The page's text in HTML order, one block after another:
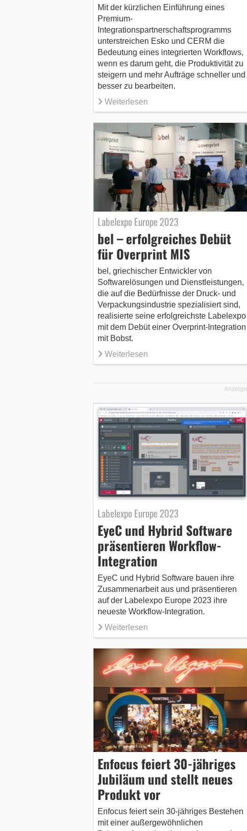
Mit der kürzlichen Einführung eines
Premium-
Integrationspartnerschaftsprogramms
unterstreichen Esko und CERM die
Bedeutung eines integrierten Workflows,
wenn es darum geht, die Produktivität zu
steigern und mehr Aufträge schneller und
besser zu bearbeiten.
Weiterlesen
Labelexpo Europe 2023
bel – erfolgreiches Debüt
für Overprint MIS
bel, griechischer Entwickler von
Softwarelösungen und Dienstleistungen,
die auf die Bedürfnisse der Druck- und
Verpackungsindustrie spezialisiert sind,
realisierte seine erfolgreichste Labelexpo
mit dem Debüt einer Overprint-Integration
mit Bobst.
Weiterlesen
Anzeige
Labelexpo Europe 2023
EyeC und Hybrid Software
präsentieren Workflow-
Integration
EyeC und Hybrid Software bauen ihre
Zusammenarbeit aus und präsentieren
auf der Labelexpo Europe 2023 ihre
neueste Workflow-Integration.
Weiterlesen
Enfocus feiert 30-jähriges
Jubiläum und stellt neues
Produkt vor
Enfocus feiert sein 30-jähriges Bestehen
mit einer außergewöhnlichen